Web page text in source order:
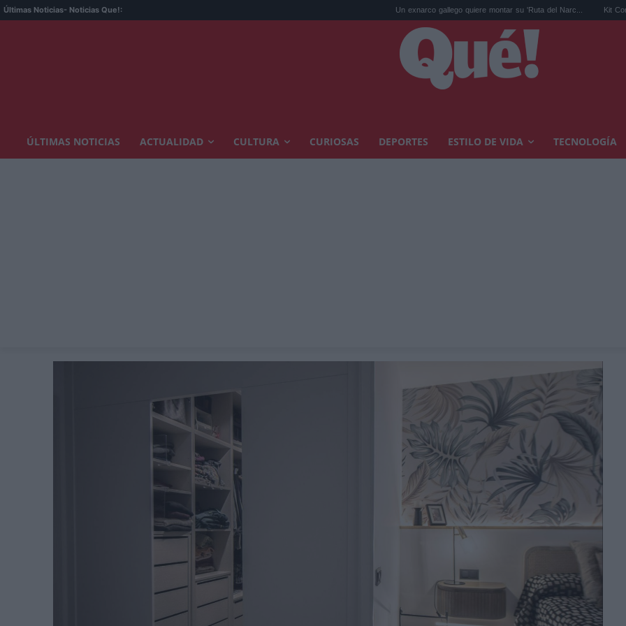
Últimas Noticias- Noticias Que!: Un exnarco gallego quiere montar su 'Ruta del Narc... Kit Connor será
ÚLTIMAS NOTICIAS ACTUALIDAD CULTURA CURIOSAS DEPORTES ESTILO DE VIDA TECNOLOGÍA